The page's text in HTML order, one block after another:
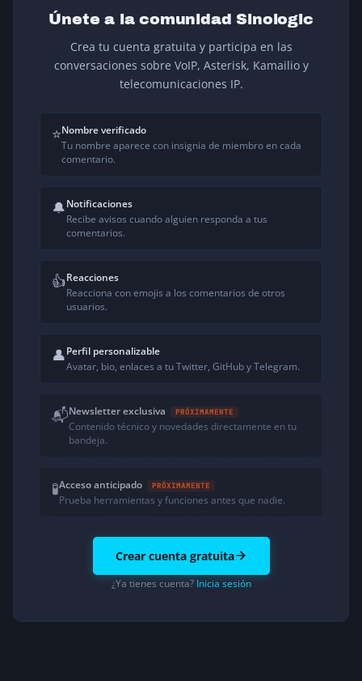
Únete a la comunidad Sinologic
Crea tu cuenta gratuita y participa en las
conversaciones sobre VoIP, Asterisk, Kamailio y
telecomunicaciones IP.
⭐Nombre verificado
Tu nombre aparece con insignia de miembro en cada
comentario.
🔔Notificaciones
Recibe avisos cuando alguien responda a tus
comentarios.
👍Reacciones
Reacciona con emojis a los comentarios de otros
usuarios.
👤Perfil personalizable
Avatar, bio, enlaces a tu Twitter, GitHub y Telegram.
📬Newsletter exclusiva PRÓXIMAMENTE
Contenido técnico y novedades directamente en tu
bandeja.
🧪Acceso anticipado PRÓXIMAMENTE
Prueba herramientas y funciones antes que nadie.
Crear cuenta gratuita
¿Ya tienes cuenta? Inicia sesión